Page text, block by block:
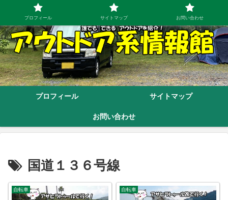
プロフィール サイトマップ
お問い合わせ
国道１３６号線
自転車 自転車
プロフィール サイトマップ お問い合わせ